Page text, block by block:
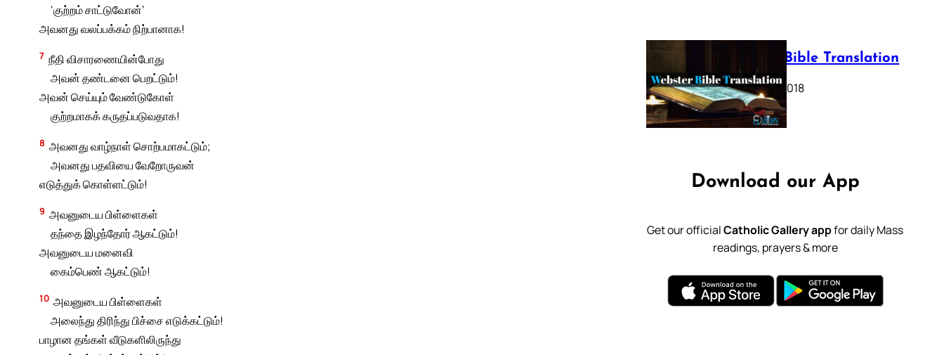
‘குற்றம் சாட்டுவோன்’
அவனது வலப்பக்கம் நிற்பானாக!
7 நீதி விசாரணையின்போது
அவன் தண்டனை பெறட்டும்!
அவன் செய்யும் வேண்டுகோள்
குற்றமாகக் கருதப்படுவதாக!
8 அவனது வாழ்நாள் சொற்பமாகட்டும்;
அவனது பதவியை வேறோருவன்
எடுத்துக் கொள்ளட்டும்!
9 அவனுடைய பிள்ளைகள்
தந்தை இழந்தோர் ஆகட்டும்!
அவனுடைய மனைவி
கைம்பெண் ஆகட்டும்!
10 அவனுடைய பிள்ளைகள்
அலைந்து திரிந்து பிச்சை எடுக்கட்டும்!
பாழான தங்கள் வீடுகளிலிருந்து
Webster Bible Translation
October 11, 2018
Download our App
Get our officialCatholic Gallery appfor daily Mass
readings, prayers & more